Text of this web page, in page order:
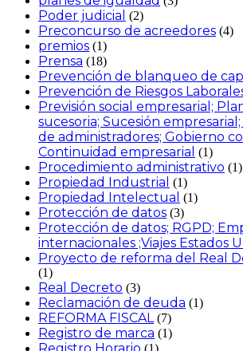
Poder judicial (2)
Preconcurso de acreedores (4)
premios (1)
Prensa (18)
Prevención de blanqueo de
Prevención de Riesgos
Previsión social empresarial;
sucesoria; Sucesión
de administradores; Gobierno
Continuidad empresarial (1)
Procedimiento administrativo (1)
Propiedad Industrial (1)
Propiedad Intelectual (1)
Protección de datos (3)
Protección de datos; RGPD;
internacionales ;Viajes Estados
Proyecto de reforma del Real
(1)
Real Decreto (3)
Reclamación de deuda (1)
REFORMA FISCAL (7)
Registro de marca (1)
Registro Horario (1)